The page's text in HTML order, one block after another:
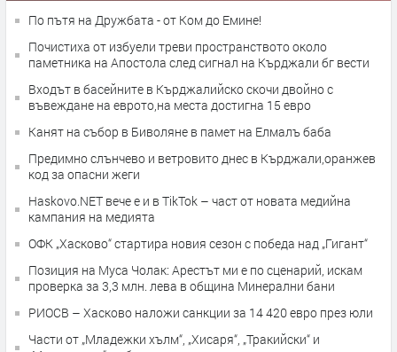
По пътя на Дружбата - от Ком до Емине!
Почистиха от избуели треви пространството около
паметника на Апостола след сигнал на Кърджали бг вести
Входът в басейните в Кърджалийско скочи двойно с
въвеждане на еврото,на места достигна 15 евро
Канят на събор в Биволяне в памет на Елмалъ баба
Предимно слънчево и ветровито днес в Кърджали,оранжев
код за опасни жеги
Haskovo.NET вече е и в TikTok – част от новата медийна
кампания на медията
ОФК „Хасково“ стартира новия сезон с победа над „Гигант“
Позиция на Муса Чолак: Арестът ми е по сценарий, искам
проверка за 3,3 млн. лева в община Минерални бани
РИОСВ – Хасково наложи санкции за 14 420 евро през юли
Части от „Младежки хълм“, „Хисаря“, „Тракийски“ и